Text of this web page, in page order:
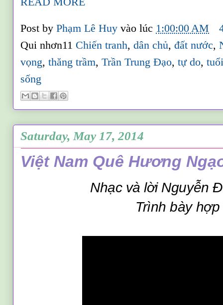
Post byPhạm Lê Huyvào lúc 1:00:00 AM
Qui nhơn11 Chiến tranh,dân chủ,đất nước,
vọng,thăng trầm,Trần Trung Đạo,tự do,
sống
Saturday, May 17, 2014
Việt Nam Quê Hương
Nhạc và lời Nguyễn
Trình bày hợp